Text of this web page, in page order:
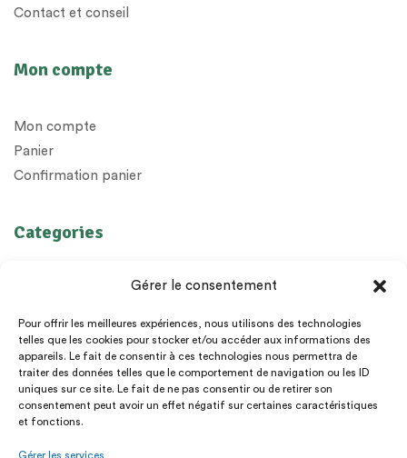
Gérer le consentement
Pour offrir les meilleures expériences, nous utilisons des technologies
telles que les cookies pour stocker et/ou accéder aux informations des
appareils. Le fait de consentir à ces technologies nous permettra de
traiter des données telles que le comportement de navigation ou les ID
uniques sur ce site. Le fait de ne pas consentir ou de retirer son
consentement peut avoir un effet négatif sur certaines caractéristiques
et fonctions.
Gérer les services
Contact et conseil
Mon compte
Mon compte
Panier
Confirmation panier
Categories
Préparations
Diffuseurs
Epices
Livres et cadeaux